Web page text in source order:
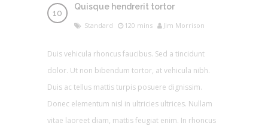
Quisque hendrerit tortor
Standard 120 mins Jim Morrison
Duis vehicula rhoncus faucibus. Sed a tincidunt
dolor. Ut non bibendum tortor, at vehicula nibh.
Duis ac tellus mattis turpis posuere dignissim.
Donec elementum nisl in ultricies ultrices. Nullam
vitae laoreet diam, mattis feugiat enim. In rhoncus